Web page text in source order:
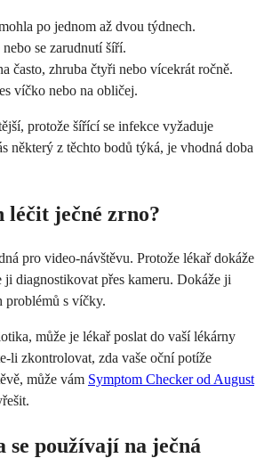
po jednom až dvou týdnech.
se zarudnutí šíří.
často, zhruba čtyři nebo vícekrát ročně.
víčko nebo na obličej.
protože šířící se infekce vyžaduje
některý z těchto bodů týká, je vhodná doba
léčit ječné zrno?
pro video-návštěvu. Protože lékař dokáže
diagnostikovat přes kameru. Dokáže ji
problémů s víčky.
může je lékař poslat do vaší lékárny
li zkontrolovat, zda vaše oční potíže
může vám Symptom Checker od August
používají na ječná